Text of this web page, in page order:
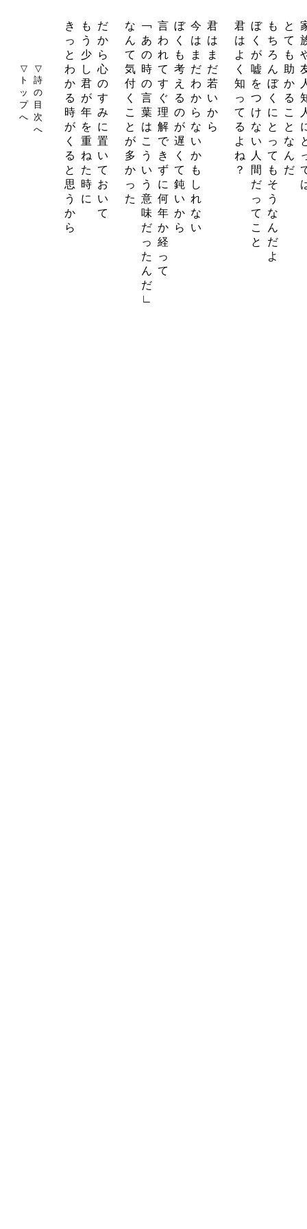
▽
ト
ッ
プ
へ
▽
詩
の
目
次
へ
き
っ
と
わ
か
る
時
が
く
る
と
思
う
か
ら
も
う
少
し
君
が
年
を
重
ね
た
時
に
だ
か
ら
心
の
す
み
に
置
い
て
お
い
て
な
ん
て
気
付
く
こ
と
が
多
か
っ
た
￢
あ
の
時
の
言
葉
は
こ
う
い
う
意
味
だ
っ
た
ん
だ
∟
言
わ
れ
て
す
ぐ
理
解
で
き
ず
に
何
年
か
経
っ
て
ぼ
く
も
考
え
る
の
が
遅
く
て
鈍
い
か
ら
今
は
ま
だ
わ
か
ら
な
い
か
も
し
れ
な
い
君
は
ま
だ
若
い
か
ら
君
は
よ
く
知
っ
て
る
よ
ね
？
ぼ
く
が
嘘
を
つ
け
な
い
人
間
だ
っ
て
こ
と
も
ち
ろ
ん
ぼ
く
に
と
っ
て
も
そ
う
な
ん
だ
よ
と
て
も
助
か
る
こ
と
な
ん
だ